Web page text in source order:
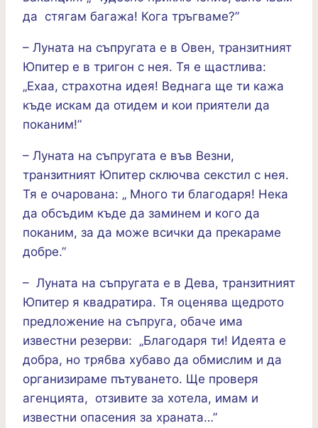
да стягам багажа! Кога тръгваме?”
– Луната на съпругата е в Овен, транзитният
Юпитер е в тригон с нея. Тя е щастлива:
„Ехаа, страхотна идея! Веднага ще ти кажа
къде искам да отидем и кои приятели да
поканим!”
– Луната на съпругата е във Везни,
транзитният Юпитер сключва секстил с нея.
Тя е очарована: „ Много ти благодаря! Нека
да обсъдим къде да заминем и кого да
поканим, за да може всички да прекараме
добре.”
– Луната на съпругата е в Дева, транзитният
Юпитер я квадратира. Тя оценява щедрото
предложение на съпруга, обаче има
известни резерви: „Благодаря ти! Идеята е
добра, но трябва хубаво да обмислим и да
организираме пътуването. Ще проверя
агенцията, отзивите за хотела, имам и
известни опасения за храната…”